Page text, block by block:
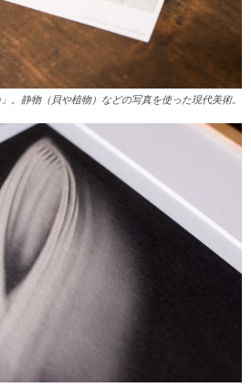
。静物（貝や植物）などの写真を使った現代美術。